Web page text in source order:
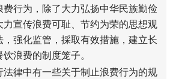
行为，除了大力弘扬中华民族勤俭
宣传浪费可耻、节约为荣的思想观
强化监管，採取有效措施，建立长
浪费的制度笼子。
法律中有一些关于制止浪费行为的规